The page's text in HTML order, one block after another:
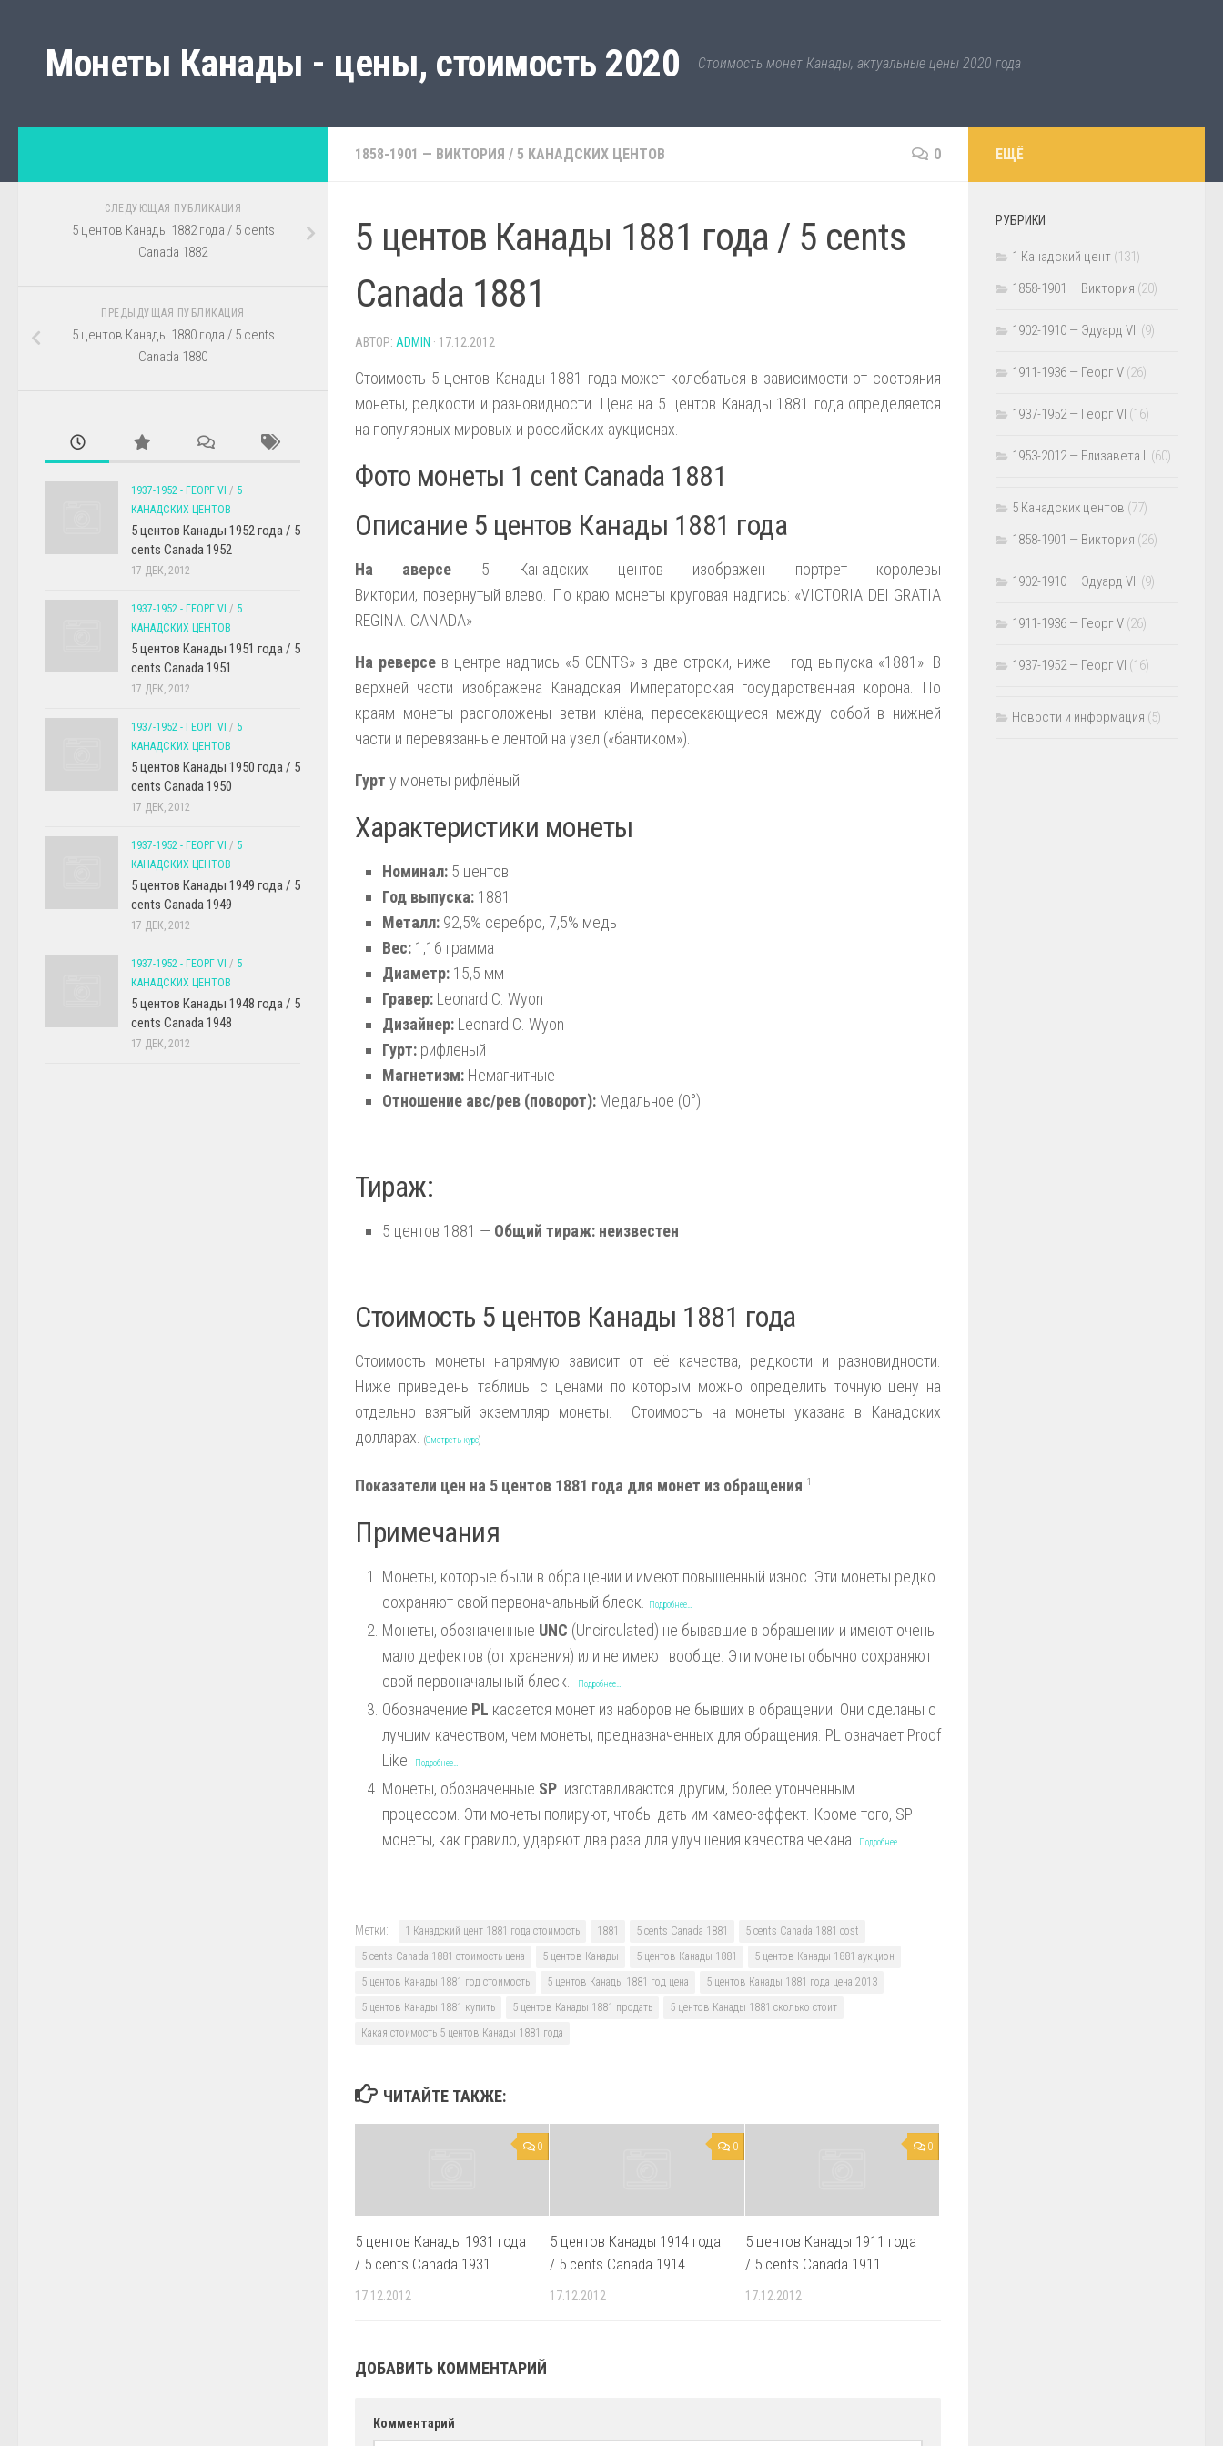
Монеты Канады - цены, стоимость 2020 Стоимость монет Канады, актуальные цены 2020 года
1858-1901 — ВИКТОРИЯ / 5 КАНАДСКИХ ЦЕНТОВ 0
5 центов Канады 1881 года / 5 cents
Canada 1881
АВТОР: ADMIN · 17.12.2012
Стоимость 5 центов Канады 1881 года может колебаться в зависимости от состояния
монеты, редкости и разновидности. Цена на 5 центов Канады 1881 года определяется
на популярных мировых и российских аукционах.
Фото монеты 1 cent Canada 1881
Описание 5 центов Канады 1881 года
На аверсе 5 Канадских центов изображен портрет королевы
Виктории, повернутый влево. По краю монеты круговая надпись: «VICTORIA DEI GRATIA
REGINA. CANADA»
На реверсе в центре надпись «5 CENTS» в две строки, ниже – год выпуска «1881». В
верхней части изображена Канадская Императорская государственная корона. По
краям монеты расположены ветви клёна, пересекающиеся между собой в нижней
части и перевязанные лентой на узел («бантиком»).
Гурт у монеты рифлёный.
Характеристики монеты
Номинал: 5 центов
Год выпуска: 1881
Металл: 92,5% серебро, 7,5% медь
Вес: 1,16 грамма
Диаметр: 15,5 мм
Гравер: Leonard C. Wyon
Дизайнер: Leonard C. Wyon
Гурт: рифленый
Магнетизм: Немагнитные
Отношение авс/рев (поворот): Медальное (0°)
Тираж:
5 центов 1881 — Общий тираж: неизвестен
Стоимость 5 центов Канады 1881 года
Стоимость монеты напрямую зависит от её качества, редкости и разновидности.
Ниже приведены таблицы с ценами по которым можно определить точную цену на
отдельно взятый экземпляр монеты. Стоимость на монеты указана в Канадских
долларах.
(Смотреть курс)
Показатели цен на 5 центов 1881 года для монет из обращения 1
Примечания
Монеты, которые были в обращении и имеют повышенный износ. Эти монеты редко
сохраняют свой первоначальный блеск.
Подробнее…
Монеты, обозначенные UNC (Uncirculated) не бывавшие в обращении и имеют очень
мало дефектов (от хранения) или не имеют вообще. Эти монеты обычно сохраняют
свой первоначальный блеск.
Подробнее…
Обозначение PL касается монет из наборов не бывших в обращении. Они сделаны с
лучшим качеством, чем монеты, предназначенных для обращения. PL означает Proof
Like.
Подробнее…
Монеты, обозначенные SP изготавливаются другим, более утонченным
процессом. Эти монеты полируют, чтобы дать им камео-эффект. Кроме того, SP
монеты, как правило, ударяют два раза для улучшения качества чекана.
Подробнее…
Метки: 1 Канадский цент 1881 года стоимость 1881 5 cents Canada 1881
5 cents Canada 1881 cost
5 cents Canada 1881 стоимость цена
5 центов Канады 5 центов Канады 1881
5 центов Канады 1881 аукцион
5 центов Канады 1881 год стоимость
5 центов Канады 1881 год цена
5 центов Канады 1881 года цена 2013
5 центов Канады 1881 купить
5 центов Канады 1881 продать
5 центов Канады 1881 сколько стоит
Какая стоимость 5 центов Канады 1881 года
ЧИТАЙТЕ ТАКЖЕ:
0
5 центов Канады 1931 года
/ 5 cents Canada 1931
17.12.2012
0
5 центов Канады 1914 года
/ 5 cents Canada 1914
17.12.2012
0
5 центов Канады 1911 года
/ 5 cents Canada 1911
17.12.2012
ДОБАВИТЬ КОММЕНТАРИЙ
Комментарий
СЛЕДУЮЩАЯ ПУБЛИКАЦИЯ
5 центов Канады 1882 года / 5 cents
Canada 1882
ПРЕДЫДУЩАЯ ПУБЛИКАЦИЯ
5 центов Канады 1880 года / 5 cents
Canada 1880
1937-1952 - ГЕОРГ VI / 5
КАНАДСКИХ ЦЕНТОВ
5 центов Канады 1952 года / 5
cents Canada 1952
17 ДЕК, 2012
1937-1952 - ГЕОРГ VI / 5
КАНАДСКИХ ЦЕНТОВ
5 центов Канады 1951 года / 5
cents Canada 1951
17 ДЕК, 2012
1937-1952 - ГЕОРГ VI / 5
КАНАДСКИХ ЦЕНТОВ
5 центов Канады 1950 года / 5
cents Canada 1950
17 ДЕК, 2012
1937-1952 - ГЕОРГ VI / 5
КАНАДСКИХ ЦЕНТОВ
5 центов Канады 1949 года / 5
cents Canada 1949
17 ДЕК, 2012
1937-1952 - ГЕОРГ VI / 5
КАНАДСКИХ ЦЕНТОВ
5 центов Канады 1948 года / 5
cents Canada 1948
17 ДЕК, 2012
ЕЩЁ
РУБРИКИ
1 Канадский цент (131)
1858-1901 — Виктория (20)
1902-1910 — Эдуард VII (9)
1911-1936 — Георг V (26)
1937-1952 — Георг VI (16)
1953-2012 — Елизавета II (60)
5 Канадских центов (77)
1858-1901 — Виктория (26)
1902-1910 — Эдуард VII (9)
1911-1936 — Георг V (26)
1937-1952 — Георг VI (16)
Новости и информация (5)